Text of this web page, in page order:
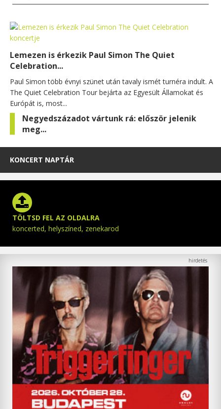
Lemezen is érkezik Paul Simon The Quiet
Celebration...
Paul Simon több évnyi szünet után tavaly ismét turnéra indult. A
The Quiet Celebration Tour bejárta az Egyesült Államokat és
Európát is, most...
Negyedszázadot vártunk rá: először jelenik
meg...
KONCERT NAPTÁR
TÖLTSD FEL AZ OLDALRA
koncerted, helyszíned, zenekarod